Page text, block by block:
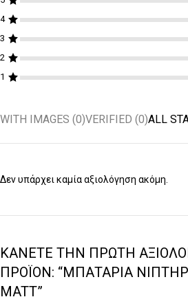
4
3
2
1
WITH IMAGES (0)VERIFIED (0)ALL
Δεν υπάρχει καμία αξιολόγηση ακόμη.
ΚΆΝΕΤΕ ΤΗΝ ΠΡΏΤΗ
ΠΡΟΪΌΝ: “ΜΠΑΤΑΡΊΑ
MATT”